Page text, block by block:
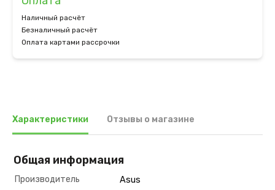
Наличный расчёт
Безналичный расчёт
Оплата картами рассрочки
Характеристики Отзывы о магазине
Общая информация
Производитель
Asus